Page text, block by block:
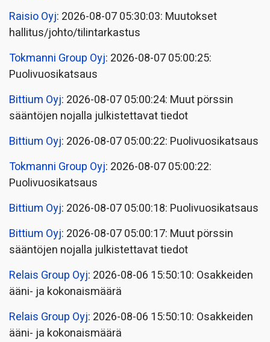
Raisio Oyj: 2026-08-07 05:30:03: Muutokset
hallitus/johto/tilintarkastus
Tokmanni Group Oyj: 2026-08-07 05:00:25:
Puolivuosikatsaus
Bittium Oyj: 2026-08-07 05:00:24: Muut pörssin
sääntöjen nojalla julkistettavat tiedot
Bittium Oyj: 2026-08-07 05:00:22: Puolivuosikatsaus
Tokmanni Group Oyj: 2026-08-07 05:00:22:
Puolivuosikatsaus
Bittium Oyj: 2026-08-07 05:00:18: Puolivuosikatsaus
Bittium Oyj: 2026-08-07 05:00:17: Muut pörssin
sääntöjen nojalla julkistettavat tiedot
Relais Group Oyj: 2026-08-06 15:50:10: Osakkeiden
ääni- ja kokonaismäärä
Relais Group Oyj: 2026-08-06 15:50:10: Osakkeiden
ääni- ja kokonaismäärä